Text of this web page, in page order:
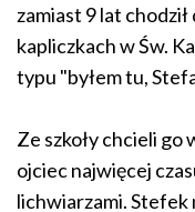
zamiast 9 lat
kapliczkach w Św.
typu "byłem tu,
Ze szkoły chcieli go
ojciec najwięcej
lichwiarzami. Stefek